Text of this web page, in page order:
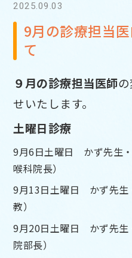
2025.09.03
9月の診療担当
て
９月の診療担当医師
せいたします。
土曜日診療
9月6日土曜日 かず先生・
喉科院長）
9月13日土曜日 かず先生
教）
9月20日土曜日 かず先生
院部長）